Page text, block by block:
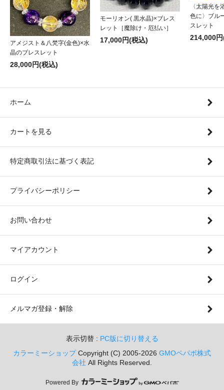
アメジスト＆八梵字(金色)×水
晶のブレスレット
28,000円(税込)
モーリオン( 黒水晶)×ブレス
レット［魔除け・厄払い］
17,000円(税込)
〈太陽光を
色に〉ブル
スレット
214,000
ホーム
カートを見る
特定商取引法に基づく表記
プライバシーポリシー
お問い合わせ
マイアカウント
ログイン
メルマガ登録・解除
表示切替 : PC版に切り替える
カラーミーショップCopyright (C) 2005-2026 GMOペパボ株式
会社 All Rights Reserved.
Powered By